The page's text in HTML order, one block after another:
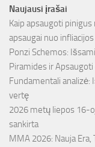
Naujausi įrašai
Kaip apsaugoti
apsaugai nuo
Ponzi Schemos:
Piramides ir
Fundamentali analizė:
vertę
2026 metų liepos 16-
sankirta
MMA 2026: Nauja